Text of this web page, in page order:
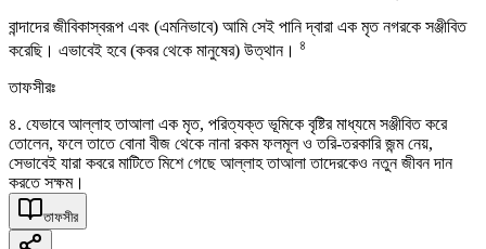
বান্দাদের জীবিকাস্বরূপ এবং (এমনিভাবে) আমি সেই পানি দ্বারা এক মৃত নগরকে সঞ্জীবিত
করেছি। এভাবেই হবে (কবর থেকে মানুষের) উত্থান। ৪
তাফসীরঃ
৪. যেভাবে আল্লাহ তাআলা এক মৃত, পরিত্যক্ত ভূমিকে বৃষ্টির মাধ্যমে সঞ্জীবিত করে
তোলেন, ফলে তাতে বোনা বীজ থেকে নানা রকম ফলমূল ও তরি-তরকারি জন্ম নেয়,
সেভাবেই যারা কবরে মাটিতে মিশে গেছে আল্লাহ তাআলা তাদেরকেও নতুন জীবন দান
করতে সক্ষম।
তাফসীর